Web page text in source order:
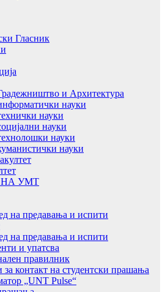
Гласник
и Архитектура
науки
науки
науки
науки
науки
НА УМТ
на предавањa и испити
на предавањa и испити
и упатсва
правилник
за контакт на студентски прашања
„UNT Pulse“